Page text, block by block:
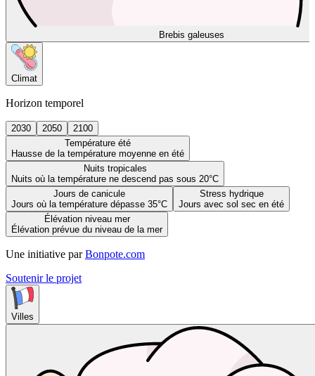
Brebis galeuses
Climat
Horizon temporel
2030 2050
2100
Température été
Hausse de la température moyenne en été
Nuits tropicales
Nuits où la température ne descend pas sous 20°C
Jours de canicule
Jours où la température dépasse 35°C
Stress hydrique
Jours avec sol sec en été
Élévation niveau mer
Élévation prévue du niveau de la mer
Une initiative par Bonpote.com
Soutenir le projet
Villes